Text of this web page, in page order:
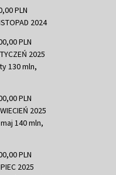
PLN
2024
PLN
2025
130 mln,
PLN
2025
140 mln,
PLN
2025